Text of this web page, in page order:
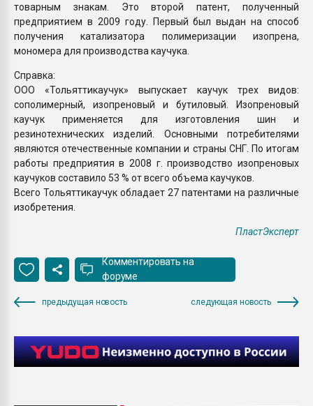
товарным знакам. Это второй патент, полученный
предприятием в 2009 году. Первый был выдан на способ
получения катализатора полимеризации изопрена,
мономера для производства каучука.
Справка:
ООО «Тольяттикаучук» выпускает каучук трех видов:
сополимерный, изопреновый и бутиловый. Изопреновый
каучук применяется для изготовления шин и
резинотехнических изделий. Основными потребителями
являются отечественные компании и страны СНГ. По итогам
работы предприятия в 2008 г. производство изопреновых
каучуков составило 53 % от всего объема каучуков.
Всего Тольяттикаучук обладает 27 патентами на различные
изобретения.
ПластЭксперт
Комментировать на
форуме
предыдущая новость следующая новость